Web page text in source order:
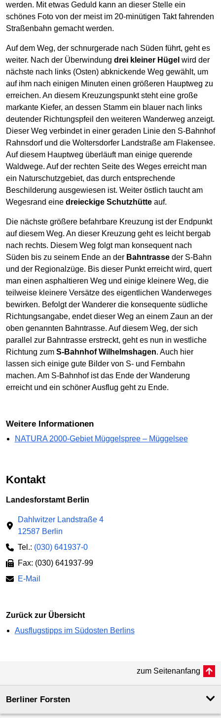
werden. Mit etwas Geduld kann an dieser Stelle ein
schönes Foto von der meist im 20-minütigen Takt fahrenden
Straßenbahn gemacht werden.
Auf dem Weg, der schnurgerade nach Süden führt, geht es
weiter. Nach der Überwindung drei kleiner Hügel wird der
nächste nach links (Osten) abknickende Weg gewählt, um
auf ihm nach einigen Minuten einen größeren Hauptweg zu
erreichen. An diesem Kreuzungspunkt steht eine große
markante Kiefer, an dessen Stamm ein blauer nach links
deutender Richtungspfeil den weiteren Wanderweg anzeigt.
Dieser Weg verbindet in einer geraden Linie den S-Bahnhof
Rahnsdorf und die Woltersdorfer Landstraße am Flakensee.
Auf diesem Hauptweg überläuft man einige querende
Waldwege. Auf der rechten Seite des Weges erreicht man
ein Naturschutzgebiet, das durch entsprechende
Beschilderung ausgewiesen ist. Weiter östlich taucht am
Wegesrand eine dreieckige Schutzhütte auf.
Die nächste größere befahrbare Kreuzung ist der Endpunkt
auf diesem Weg. An dieser Kreuzung geht es leicht bergab
nach rechts. Diesem Weg folgt man konsequent nach
Süden bis zu seinem Ende an der Bahntrasse der S-Bahn
und der Regionalzüge. Bis dieser Punkt erreicht wird, quert
man einen asphaltieren Weg und einige kleinere Weg, die
teilweise kleinere Versätze des eigentlichen Wanderweges
bewirken. Befolgt der Wanderer die konsequente südliche
Richtungsangabe, endet dieser Weg an einem Zaun an der
oben genannten Bahntrasse. Auf diesem Weg, der sich
parallel zur Bahntrasse erstreckt, geht es nun in westliche
Richtung zum S-Bahnhof Wilhelmshagen. Auch hier
lassen sich einige gute Bilder von S- und Fernbahn
machen. Am S-Bahnhof ist das Ende der Wanderung
erreicht und ein schöner Ausflug geht zu Ende.
Weitere Informationen
NATURA 2000-Gebiet Müggelspree – Müggelsee
Kontakt
Landesforstamt Berlin
Dahlwitzer Landstraße 4
12587 Berlin
Tel.: (030) 641937-0
Fax: (030) 641937-99
E-Mail
Zurück zur Übersicht
Ausflugstipps im Südosten Berlins
zum Seitenanfang
Berliner Forsten